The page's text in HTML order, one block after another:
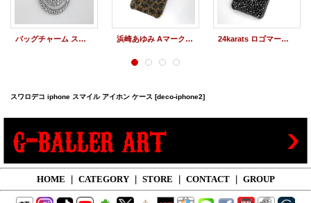
バッグチャーム スワロフスキー スマイル スワロデコ 浜崎あゆみ Aマーク×ヒョウ柄 iPhoneケース スワロデコ 24karats ロゴマーク iPhoneケース スワロデコ
スワロデコ iphone スマイル アイホン ケース [deco-iphone2]
HOME | CATEGORY | STORE | CONTACT | GROUP